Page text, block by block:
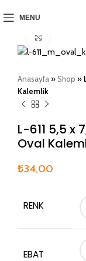
MENU
Anasayfa»Shop »
Kalemlik
L-611 5,5 x
Oval
₺34,00
RENK
EBAT